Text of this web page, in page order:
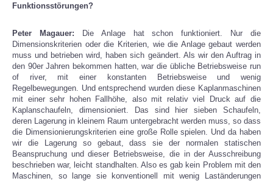
Funktionsstörungen?
Peter Magauer: Die Anlage hat schon funktioniert. Nur die
Dimensionskriterien oder die Kriterien, wie die Anlage gebaut werden
muss und betrieben wird, haben sich geändert. Als wir den Auftrag in
den 90er Jahren bekommen hatten, war die übliche Betriebsweise run
of river, mit einer konstanten Betriebsweise und wenig
Regelbewegungen. Und entsprechend wurden diese Kaplanmaschinen
mit einer sehr hohen Fallhöhe, also mit relativ viel Druck auf die
Kaplanschaufeln, dimensioniert. Das sind hier sieben Schaufeln,
deren Lagerung in kleinem Raum untergebracht werden muss, so dass
die Dimensionierungskriterien eine große Rolle spielen. Und da haben
wir die Lagerung so gebaut, dass sie der normalen statischen
Beanspruchung und dieser Betriebsweise, die in der Ausschreibung
beschrieben war, leicht standhalten. Also es gab kein Problem mit den
Maschinen, so lange sie konventionell mit wenig Laständerungen